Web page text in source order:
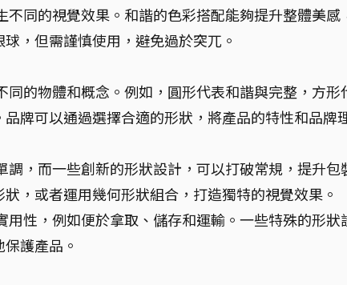
不同的視覺效果。和諧的色彩搭配能夠提升整體美感
，但需謹慎使用，避免過於突兀。
同的物體和概念。例如，圓形代表和諧與完整，方形
牌可以通過選擇合適的形狀，將產品的特性和品牌
調，而一些創新的形狀設計，可以打破常規，提升包
，或者運用幾何形狀組合，打造獨特的視覺效果。
用性，例如便於拿取、儲存和運輸。一些特殊的形狀
護產品。